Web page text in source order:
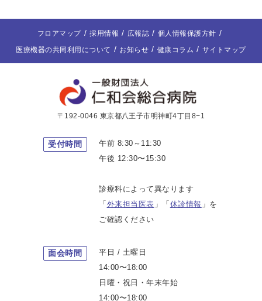
フロアマップ 採用情報 広報誌
個人情報保護方針
医療機器の共同利用について
お知らせ 健康コラム サイトマップ
〒192-0046 東京都八王子市明神町4丁目8−1
受付時間
午前 8:30～11:30
午後 12:30〜15:30
診療科によって異なります
「 外来担当医表 」「 休診情報 」を
ご確認ください
面会時間
平日 / 土曜日
14:00〜18:00
日曜・祝日・年末年始
14:00〜18:00